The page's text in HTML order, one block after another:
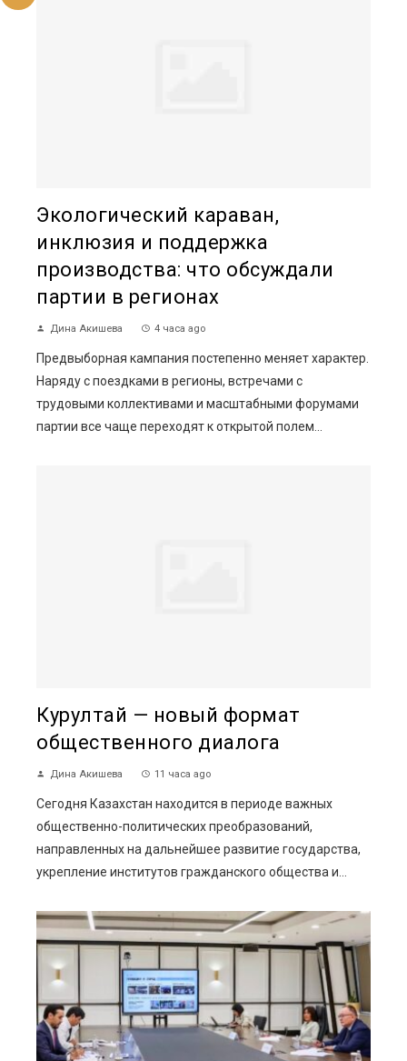
Экологический караван,
инклюзия и поддержка
производства: что обсуждали
партии в регионах
Дина Акишева 4 часа ago
Предвыборная кампания постепенно меняет характер.
Наряду с поездками в регионы, встречами с
трудовыми коллективами и масштабными форумами
партии все чаще переходят к открытой полем...
Курултай — новый формат
общественного диалога
Дина Акишева 11 часа ago
Сегодня Казахстан находится в периоде важных
общественно-политических преобразований,
направленных на дальнейшее развитие государства,
укрепление институтов гражданского общества и...